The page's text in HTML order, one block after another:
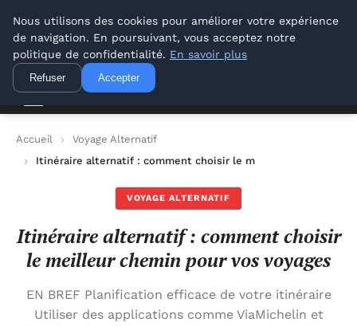
Offways.fr
Offways.fr
Accueil
Voyage Alternatif
Itinéraire alternatif : comment choisir le meilleur chemin pour
VOYAGE ALTERNATIF
Itinéraire alternatif : comment choisir
le meilleur chemin pour vos voyages
EN BREF Planification efficace de votre itinéraire
Utiliser des applications comme ViaMichelin et
Nous utilisons des cookies pour améliorer votre expérience
de navigation. En poursuivant, vous acceptez notre
politique de confidentialité. En savoir plus
Refuser Accepter